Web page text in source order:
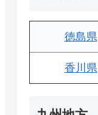
徳島県
香川県